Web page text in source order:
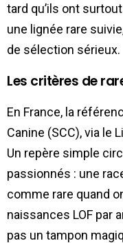
tard qu’ils ont
une lignée rare
de sélection sérieux.
Les critères de
En France, la
Canine (SCC), via le
Un repère simple
passionnés : une
comme rare quand
naissances LOF par
pas un tampon